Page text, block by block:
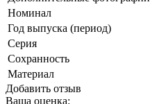
Номинал
Год выпуска (период)
Серия
Сохранность
Материал
Добавить отзыв
Ваша оценка: